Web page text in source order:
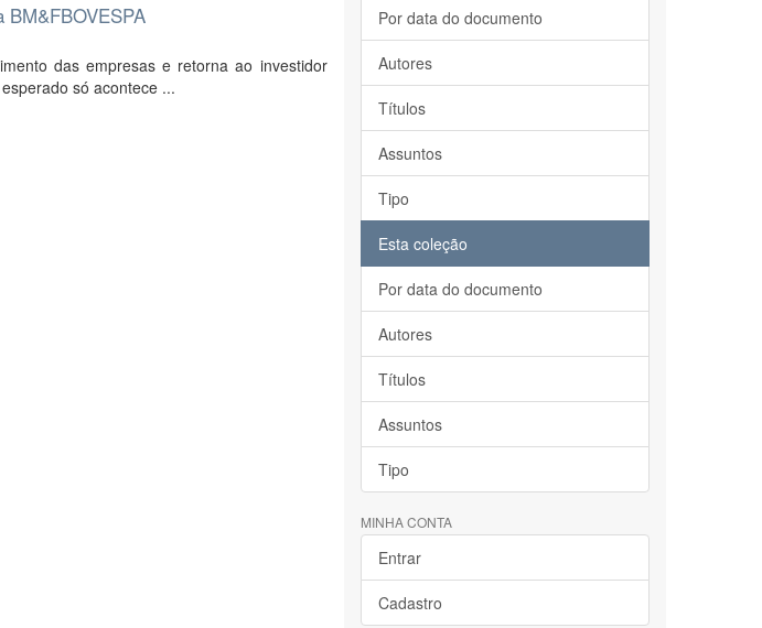
das empresas e retorna ao investidor
só acontece ...
Por data do documento
Autores
Títulos
Assuntos
Tipo
Esta coleção
Por data do documento
Autores
Títulos
Assuntos
Tipo
MINHA CONTA
Entrar
Cadastro